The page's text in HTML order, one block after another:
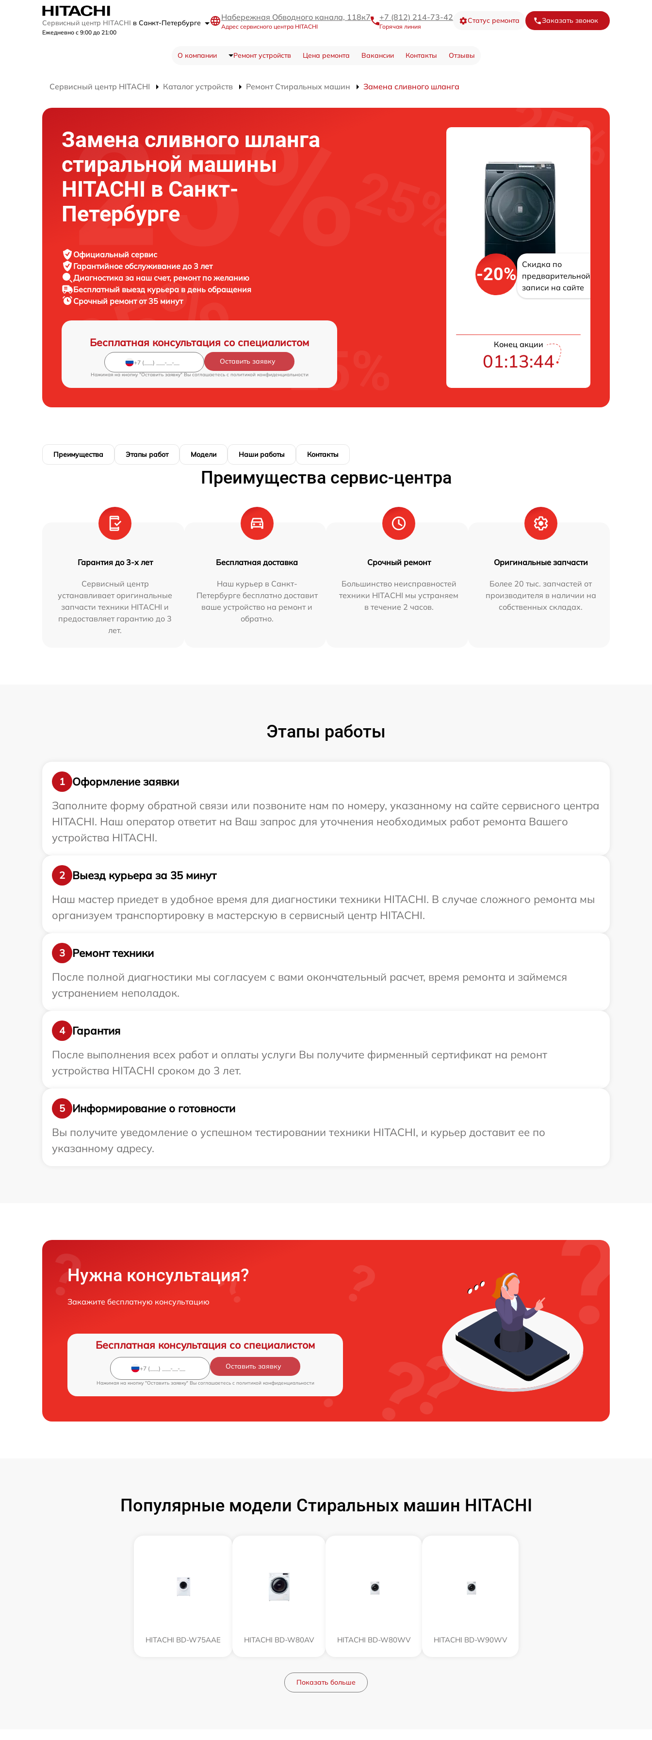
Сервисный центр HITACHI в Санкт-Петербурге
Ежедневно с 9:00 до 21:00
Набережная Обводного канала, 118к7
Адрес сервисного центра HITACHI
+7 (812) 214-73-42
Горячая линия
Статус ремонта Заказать звонок
О компании Ремонт устройств Цена ремонта Вакансии Контакты Отзывы
Сервисный центр HITACHI Каталог устройств Ремонт Стиральных машин Замена сливного шланга
Замена сливного шланга
стиральной машины
HITACHI в Санкт-
Петербурге
Официальный сервис
Гарантийное обслуживание до 3 лет
Диагностика за наш счет, ремонт по желанию
Бесплатный выезд курьера в день обращения
Срочный ремонтот 35 минут
Бесплатная консультация со специалистом
Оставить заявку
Нажимая на кнопку "Оставить заявку" Вы соглашаетесь c политикой конфиденциальности
-20%
Скидка по
предварительной
записи на сайте
Конец акции
01:13:43
Преимущества Этапы работ Модели Наши работы Контакты
Преимущества сервис-центра
Гарантия до 3-х лет
Сервисный центр
устанавливает оригинальные
запчасти техники HITACHI и
предоставляет гарантию до 3
лет.
Бесплатная доставка
Наш курьер в Санкт-
Петербурге бесплатно доставит
ваше устройство на ремонт и
обратно.
Срочный ремонт
Большинство неисправностей
техники HITACHI мы устраняем
в течение 2 часов.
Оригинальные запчасти
Более 20 тыс. запчастей от
производителя в наличии на
собственных складах.
Этапы работы
1
Оформление заявки
Заполните форму обратной связи или позвоните нам по номеру, указанному на сайте сервисного центра
HITACHI. Наш оператор ответит на Ваш запрос для уточнения необходимых работ ремонта Вашего
устройства HITACHI.
2
Выезд курьера за 35 минут
Наш мастер приедет в удобное время для диагностики техники HITACHI. В случае сложного ремонта мы
организуем транспортировку в мастерскую в сервисный центр HITACHI.
3
Ремонт техники
После полной диагностики мы согласуем с вами окончательный расчет, время ремонта и займемся
устранением неполадок.
4
Гарантия
После выполнения всех работ и оплаты услуги Вы получите фирменный сертификат на ремонт
устройства HITACHI сроком до 3 лет.
5
Информирование о готовности
Вы получите уведомление о успешном тестировании техники HITACHI, и курьер доставит ее по
указанному адресу.
Нужна консультация?
Закажите бесплатную консультацию
Бесплатная консультация со специалистом
Оставить заявку
Нажимая на кнопку "Оставить заявку" Вы соглашаетесь c политикой конфиденциальности
Популярные модели Стиральных машин HITACHI
HITACHI BD-W75AAE HITACHI BD-W80AV HITACHI BD-W80WV HITACHI BD-W90WV
Показать больше